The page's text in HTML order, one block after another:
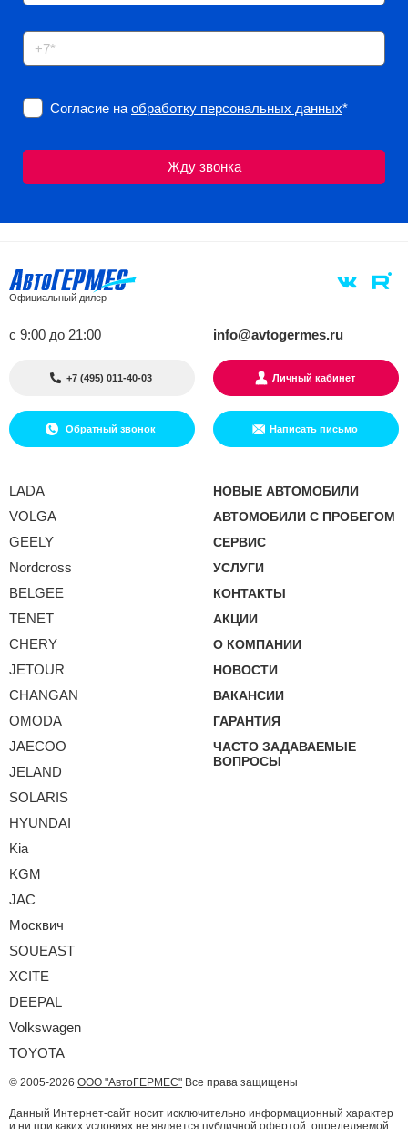
Согласие на обработку персональных данных*
Официальный дилер
с 9:00 до 21:00 info@avtogermes.ru
+7 (495) 011-40-03 Личный кабинет
Обратный звонок Написать письмо
LADA
VOLGA
GEELY
Nordcross
BELGEE
TENET
CHERY
JETOUR
CHANGAN
OMODA
JAECOO
JELAND
SOLARIS
HYUNDAI
Kia
KGM
JAC
Москвич
SOUEAST
XCITE
DEEPAL
Volkswagen
TOYOTA
НОВЫЕ АВТОМОБИЛИ
АВТОМОБИЛИ С ПРОБЕГОМ
СЕРВИС
УСЛУГИ
КОНТАКТЫ
АКЦИИ
О КОМПАНИИ
НОВОСТИ
ВАКАНСИИ
ГАРАНТИЯ
ЧАСТО ЗАДАВАЕМЫЕ
ВОПРОСЫ
© 2005-2026 ООО "АвтоГЕРМЕС" Все права защищены
Данный Интернет-сайт носит исключительно информационный характер
и ни при каких условиях не является публичной офертой, определяемой